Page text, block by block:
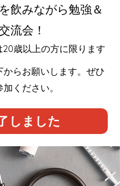
飲みながら勉強＆
流会！
歳以上の方に限ります
からお願いします。ぜひ
加ください。
しました